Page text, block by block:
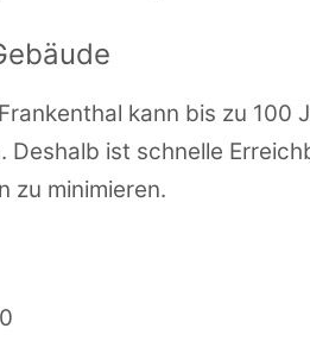
kann bis zu
Deshalb ist schnelle
zu minimieren.